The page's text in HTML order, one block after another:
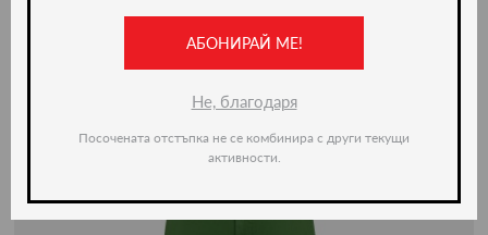
АБОНИРАЙ МЕ!
Не, благодаря
Посочената отстъпка не се комбинира с други текущи
активности.